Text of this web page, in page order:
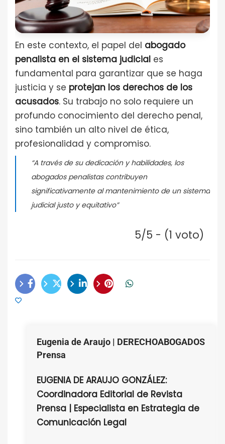
En este contexto, el papel del abogado
penalista en el sistema judicial es
fundamental para garantizar que se haga
justicia y se protejan los derechos de los
acusados. Su trabajo no solo requiere un
profundo conocimiento del derecho penal,
sino también un alto nivel de ética,
profesionalidad y compromiso.
“A través de su dedicación y habilidades, los
abogados penalistas contribuyen
significativamente al mantenimiento de un sistema
judicial justo y equitativo”
5/5 - (1 voto)
Eugenia de Araujo | DERECHOABOGADOS
Prensa
EUGENIA DE ARAUJO GONZÁLEZ:
Coordinadora Editorial de Revista
Prensa | Especialista en Estrategia de
Comunicación Legal